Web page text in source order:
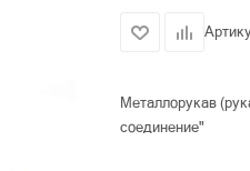
Металлорукав
соединение"